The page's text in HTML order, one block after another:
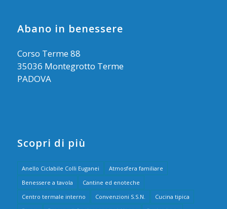
Abano in benessere
Corso Terme 88
35036 Montegrotto Terme
PADOVA
Scopri di più
Anello Ciclabile Colli Euganei
Atmosfera familiare
Benessere a tavola
Cantine ed enoteche
Centro termale interno
Convenzioni S.S.N.
Cucina tipica